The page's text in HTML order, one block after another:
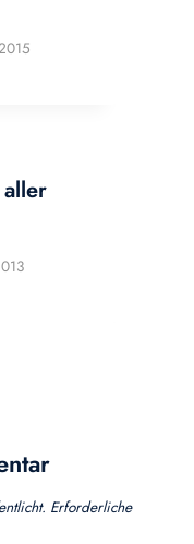
Erforderliche